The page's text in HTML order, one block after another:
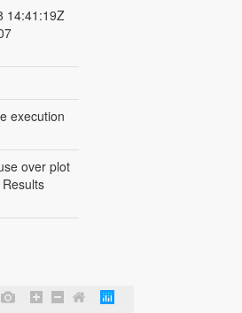
14:41:19Z
execution
over plot